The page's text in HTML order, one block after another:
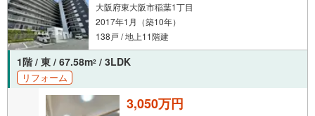
大阪府東大阪市稲葉1丁目
2017年1月（築10年）
138戸 / 地上11階建
1階 / 東 / 67.58m2 / 3LDK
リフォーム
3,050万円